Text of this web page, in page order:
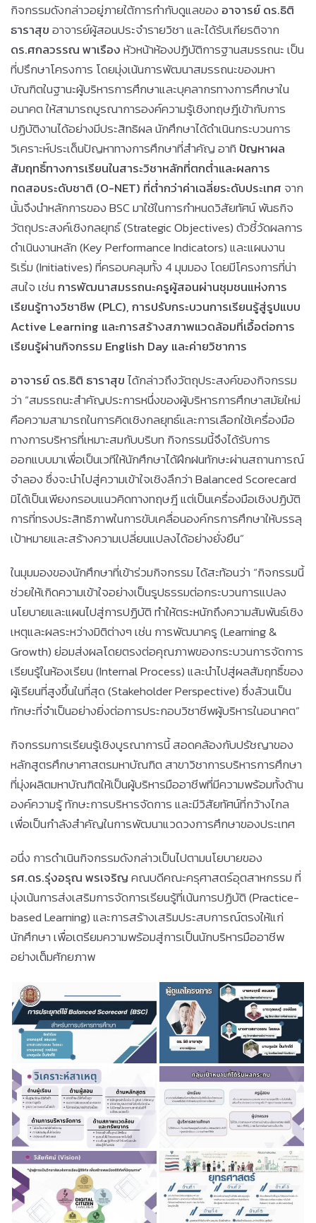
กิจกรรมดังกล่าวอยู่ภายใต้การกำกับดูแลของ อาจารย์ ดร.ธิติ
ธาราสุขอาจารย์ผู้สอนประจำรายวิชา และได้รับเกียรติจาก
ดร.ศกลวรรณ พาเรืองหัวหน้าห้องปฏิบัติการฐานสมรรถนะ เป็น
ที่ปรึกษาโครงการ โดยมุ่งเน้นการพัฒนาสมรรถนะของมหา
บัณฑิตในฐานะผู้บริหารการศึกษาและบุคลากรทางการศึกษาใน
อนาคต ให้สามารถบูรณาการองค์ความรู้เชิงทฤษฎีเข้ากับการ
ปฏิบัติงานได้อย่างมีประสิทธิผล นักศึกษาได้ดำเนินกระบวนการ
วิเคราะห์ประเด็นปัญหาทางการศึกษาที่สำคัญ อาทิ ปัญหาผล
สัมฤทธิ์ทางการเรียนในสาระวิชาหลักที่ตกต่ำและผลการ
ทดสอบระดับชาติ (O-NET) ที่ต่ำกว่าค่าเฉลี่ยระดับประเทศ จาก
นั้นจึงนำหลักการของ BSC มาใช้ในการกำหนดวิสัยทัศน์ พันธกิจ
วัตถุประสงค์เชิงกลยุทธ์ (Strategic Objectives) ตัวชี้วัดผลการ
ดำเนินงานหลัก (Key Performance Indicators) และแผนงาน
ริเริ่ม (Initiatives) ที่ครอบคลุมทั้ง 4 มุมมอง โดยมีโครงการที่น่า
สนใจ เช่นการพัฒนาสมรรถนะครูผู้สอนผ่านชุมชนแห่งการ
เรียนรู้ทางวิชาชีพ (PLC),การปรับกระบวนการเรียนรู้สู่รูปแบบ
Active Learning และการสร้างสภาพแวดล้อมที่เอื้อต่อการ
เรียนรู้ผ่านกิจกรรม English Dayและค่ายวิชาการ
อาจารย์ ดร.ธิติ ธาราสุขได้กล่าวถึงวัตถุประสงค์ของกิจกรรม
ว่า “สมรรถนะสำคัญประการหนึ่งของผู้บริหารการศึกษาสมัยใหม่
คือความสามารถในการคิดเชิงกลยุทธ์และการเลือกใช้เครื่องมือ
ทางการบริหารที่เหมาะสมกับบริบท กิจกรรมนี้จึงได้รับการ
ออกแบบมาเพื่อเป็นเวทีให้นักศึกษาได้ฝึกฝนทักษะผ่านสถานการณ์
จำลอง ซึ่งจะนำไปสู่ความเข้าใจเชิงลึกว่า Balanced Scorecard
มิได้เป็นเพียงกรอบแนวคิดทางทฤษฎี แต่เป็นเครื่องมือเชิงปฏิบัติ
การที่ทรงประสิทธิภาพในการขับเคลื่อนองค์กรการศึกษาให้บรรลุ
เป้าหมายและสร้างความเปลี่ยนแปลงได้อย่างยั่งยืน”
ในมุมมองของนักศึกษาที่เข้าร่วมกิจกรรม ได้สะท้อนว่า “กิจกรรมนี้
ช่วยให้เกิดความเข้าใจอย่างเป็นรูปธรรมต่อกระบวนการแปลง
นโยบายและแผนไปสู่การปฏิบัติ ทำให้ตระหนักถึงความสัมพันธ์เชิง
เหตุและผลระหว่างมิติต่างๆ เช่น การพัฒนาครู (Learning &
Growth) ย่อมส่งผลโดยตรงต่อคุณภาพของกระบวนการจัดการ
เรียนรู้ในห้องเรียน (Internal Process) และนำไปสู่ผลสัมฤทธิ์ของ
ผู้เรียนที่สูงขึ้นในที่สุด (Stakeholder Perspective) ซึ่งล้วนเป็น
ทักษะที่จำเป็นอย่างยิ่งต่อการประกอบวิชาชีพผู้บริหารในอนาคต”
กิจกรรมการเรียนรู้เชิงบูรณาการนี้ สอดคล้องกับปรัชญาของ
หลักสูตรศึกษาศาสตรมหาบัณฑิต สาขาวิชาการบริหารการศึกษา
ที่มุ่งผลิตมหาบัณฑิตให้เป็นผู้บริหารมืออาชีพที่มีความพร้อมทั้งด้าน
องค์ความรู้ ทักษะการบริหารจัดการ และมีวิสัยทัศน์ที่กว้างไกล
เพื่อเป็นกำลังสำคัญในการพัฒนาแวดวงการศึกษาของประเทศ
อนึ่ง การดำเนินกิจกรรมดังกล่าวเป็นไปตามนโยบายของ
รศ.ดร.รุ่งอรุณ พรเจริญคณบดีคณะครุศาสตร์อุตสาหกรรม ที่
มุ่งเน้นการส่งเสริมการจัดการเรียนรู้ที่เน้นการปฏิบัติ (Practice-
based Learning) และการสร้างเสริมประสบการณ์ตรงให้แก่
นักศึกษา เพื่อเตรียมความพร้อมสู่การเป็นนักบริหารมืออาชีพ
อย่างเต็มศักยภาพ